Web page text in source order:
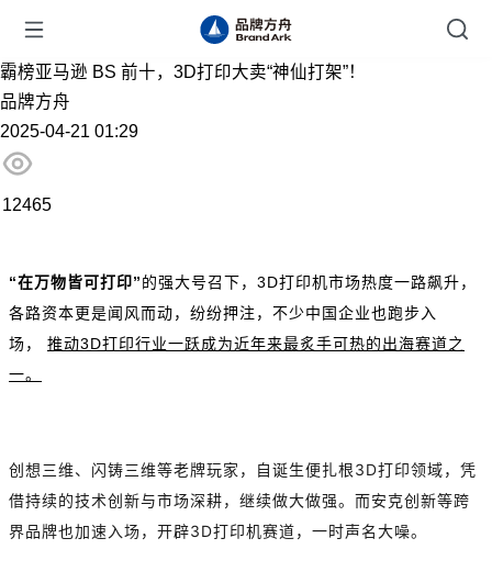
霸榜亚马逊 BS 前十，3D打印大卖“神仙打架”！
品牌方舟
2025-04-21 01:29
12465
“在万物皆可打印”的强大号召下，3D打印机市场热度一路飙升，
各路资本更是闻风而动，纷纷押注，不少中国企业也跑步入
场， 推动3D打印行业一跃成为近年来最炙手可热的出海赛道之
一。
创想三维、闪铸三维等老牌玩家，自诞生便扎根3D打印领域，凭
借持续的技术创新与市场深耕，继续做大做强。而安克创新等跨
界品牌也加速入场，开辟3D打印机赛道，一时声名大噪。